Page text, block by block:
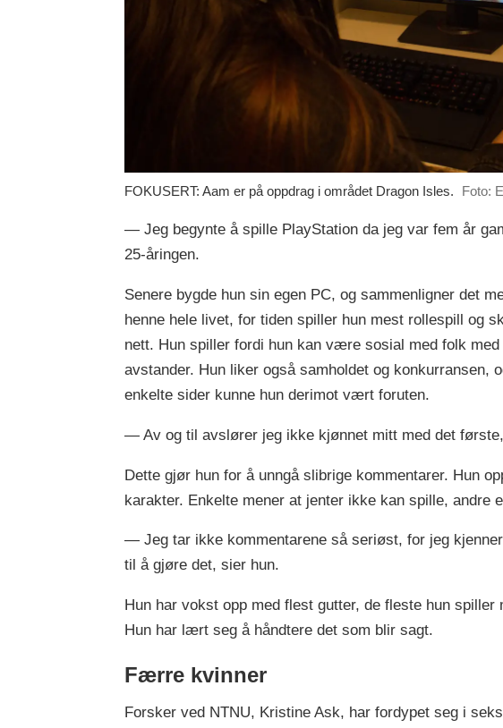
FOKUSERT: Aam er på oppdrag i området Dragon Isles. Foto:
— Jeg begynte å spille PlayStation da jeg var fem år
25-åringen.
Senere bygde hun sin egen PC, og sammenligner det
henne hele livet, for tiden spiller hun mest rollespill og
nett. Hun spiller fordi hun kan være sosial med folk
avstander. Hun liker også samholdet og konkurransen,
enkelte sider kunne hun derimot vært foruten.
— Av og til avslører jeg ikke kjønnet mitt med det
Dette gjør hun for å unngå slibrige kommentarer. Hun
karakter. Enkelte mener at jenter ikke kan spille, andre
— Jeg tar ikke kommentarene så seriøst, for jeg
til å gjøre det, sier hun.
Hun har vokst opp med flest gutter, de fleste hun
Hun har lært seg å håndtere det som blir sagt.
Færre kvinner
Forsker ved NTNU, Kristine Ask, har fordypet seg i